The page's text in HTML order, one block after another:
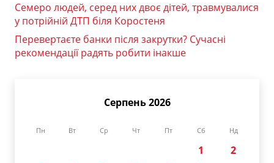
Семеро людей, серед них двоє дітей, травмувалися
у потрійній ДТП біля Коростеня
Перевертаєте банки після закрутки? Сучасні
рекомендації радять робити інакше
Серпень 2026
Пн Вт Ср Чт Пт Сб Нд
1
2